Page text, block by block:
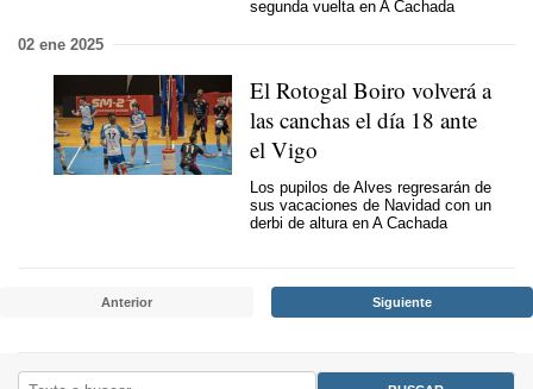
segunda vuelta en A Cachada
02 ene 2025
El Rotogal Boiro volverá a
las canchas el día 18 ante
el Vigo
Los pupilos de Alves regresarán de
sus vacaciones de Navidad con un
derbi de altura en A Cachada
Anterior Siguiente